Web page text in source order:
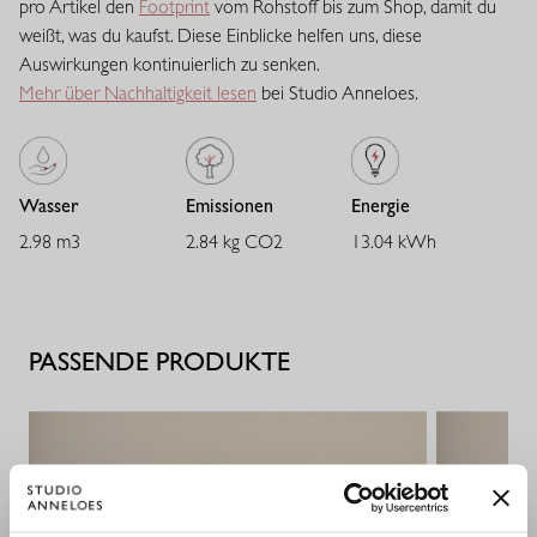
ihre Form behält.
pro Artikel den Footprint vom Rohstoff bis zum Shop, damit du
weißt, was du kaufst. Diese Einblicke helfen uns, diese
Auswirkungen kontinuierlich zu senken.
Mehr über Nachhaltigkeit lesen bei Studio Anneloes.
Wasser
2.98 m3
Emissionen
2.84 kg CO2
Energie
13.04 kWh
PASSENDE PRODUKTE